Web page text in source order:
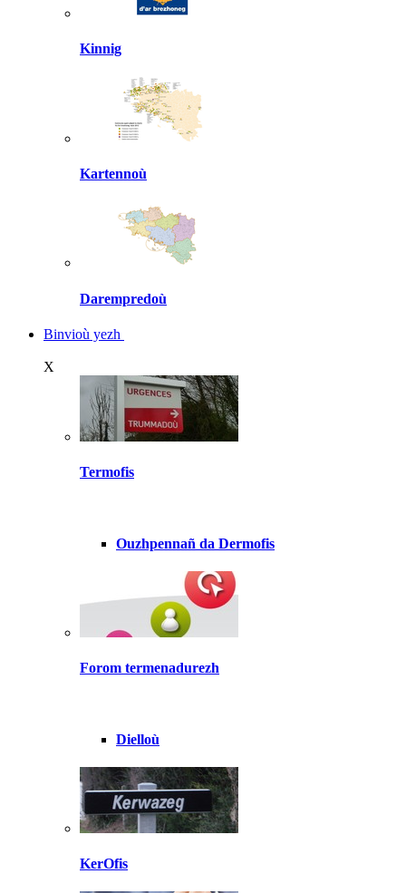
Kinnig
Kartennoù
Darempredoù
Binvioù yezh
X
Termofis
Ouzhpennañ da Dermofis
Forom termenadurezh
Dielloù
KerOfis